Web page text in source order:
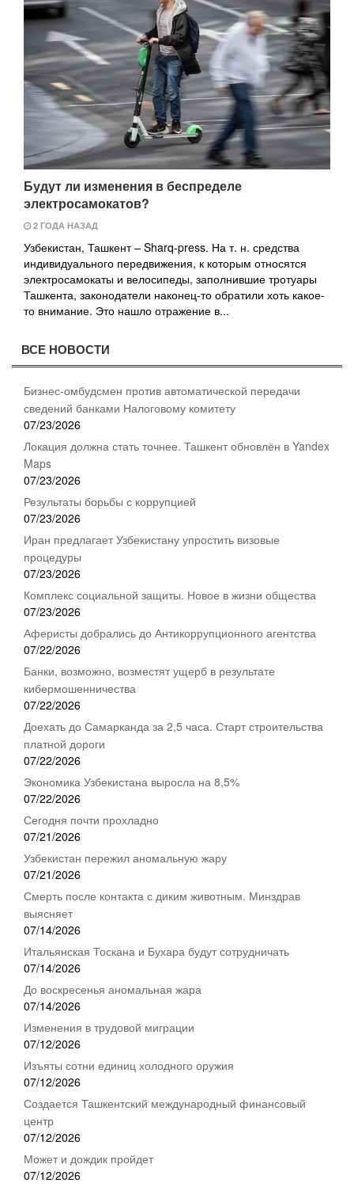
Будут ли изменения в беспределе
электросамокатов?
2 ГОДА НАЗАД
Узбекистан, Ташкент – Sharq-press. На т. н. средства
индивидуального передвижения, к которым относятся
электросамокаты и велосипеды, заполнившие тротуары
Ташкента, законодатели наконец-то обратили хоть какое-
то внимание. Это нашло отражение в...
ВСЕ НОВОСТИ
Бизнес-омбудсмен против автоматической передачи
сведений банками Налоговому комитету
07/23/2026
Локация должна стать точнее. Ташкент обновлён в Yandex
Maps
07/23/2026
Результаты борьбы с коррупцией
07/23/2026
Иран предлагает Узбекистану упростить визовые
процедуры
07/23/2026
Комплекс социальной защиты. Новое в жизни общества
07/23/2026
Аферисты добрались до Антикоррупционного агентства
07/22/2026
Банки, возможно, возместят ущерб в результате
кибермошенничества
07/22/2026
Доехать до Самарканда за 2,5 часа. Старт строительства
платной дороги
07/22/2026
Экономика Узбекистана выросла на 8,5%
07/22/2026
Сегодня почти прохладно
07/21/2026
Узбекистан пережил аномальную жару
07/21/2026
Смерть после контакта с диким животным. Минздрав
выясняет
07/14/2026
Итальянская Тоскана и Бухара будут сотрудничать
07/14/2026
До воскресенья аномальная жара
07/14/2026
Изменения в трудовой миграции
07/12/2026
Изъяты сотни единиц холодного оружия
07/12/2026
Создается Ташкентский международный финансовый
центр
07/12/2026
Может и дождик пройдет
07/12/2026